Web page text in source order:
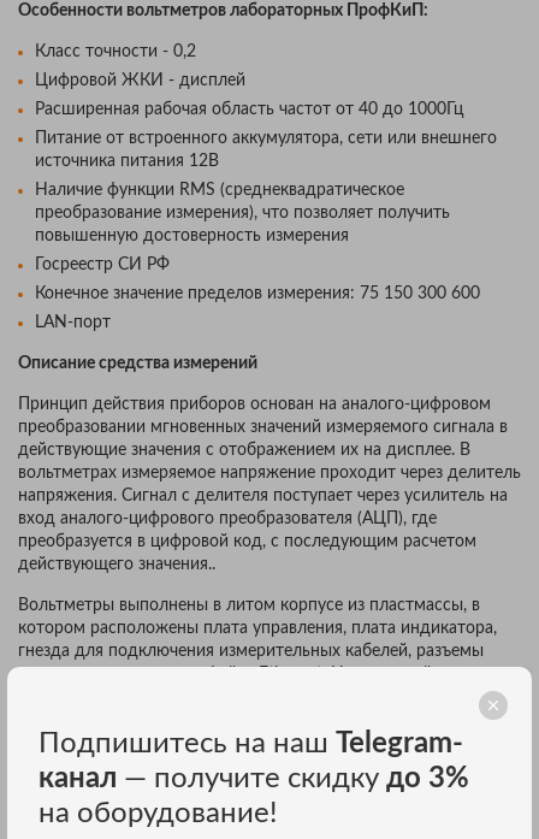
Особенности вольтметров лабораторных ПрофКиП:
Класс точности - 0,2
Цифровой ЖКИ - дисплей
Расширенная рабочая область частот от 40 до 1000Гц
Питание от встроенного аккумулятора, сети или внешнего
источника питания 12В
Наличие функции RMS (среднеквадратическое
преобразование измерения), что позволяет получить
повышенную достоверность измерения
Госреестр СИ РФ
Конечное значение пределов измерения: 75 150 300 600
LAN-порт
Описание средства измерений
Принцип действия приборов основан на аналого-цифровом
преобразовании мгновенных значений измеряемого сигнала в
действующие значения с отображением их на дисплее. В
вольтметрах измеряемое напряжение проходит через делитель
напряжения. Сигнал с делителя поступает через усилитель на
вход аналого-цифрового преобразователя (АЦП), где
преобразуется в цифровой код, с последующим расчетом
действующего значения..
Вольтметры выполнены в литом корпусе из пластмассы, в
котором расположены плата управления, плата индикатора,
гнезда для подключения измерительных кабелей, разъемы
Управление настройками и параметрами режима работы
амперметров и вольтметров, вывод информации на экран
осуществляются посредством программного обеспечения,
встроенного в защищенную память микроконтроллера.
Влияние программного обеспечения на точность показаний
Подпишитесь на наш Telegram-
канал — получите скидку до 3%
на оборудование!